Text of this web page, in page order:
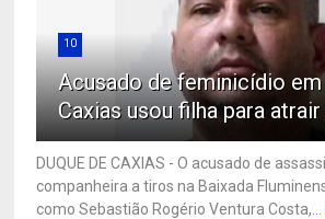
10
Acusado de feminicídio em
Caxias usou filha para
DUQUE DE CAXIAS - O acusado de
companheira a tiros na Baixada
como Sebastião Rogério Ventura Costa,...